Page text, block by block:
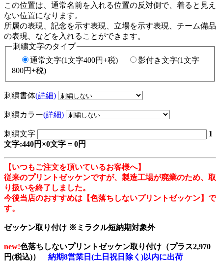
この位置は、通常名前を入れる位置の反対側で、着ると見え
ない位置になります。
所属の表現、記念を示す表現、立場を示す表現、チーム備品
の表現、などを入れることができます。
刺繍文字のタイプ
通常文字(1文字400円+税)
影付き文字(1文字
800円+税)
刺繍書体(詳細)
刺繍カラー(詳細)
刺繍文字
1
文字:440円×0文字 = 0円
【いつもご注文を頂いているお客様へ】
従来のプリントゼッケンですが、製造工場が廃業のため、取
り扱いを終了しました。
今後当店のおすすめは【色落ちしないプリントゼッケン】で
す。
ゼッケン取り付け ※ミラクル短納期対象外
new!色落ちしないプリントゼッケン取り付け（プラス2,970
円(税込)） 納期8営業日(土日祝日除く)以内に出荷